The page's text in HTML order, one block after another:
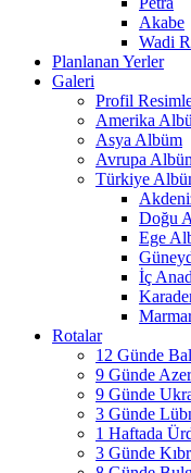
Akabe
Wadi
Planlanan Yerler
Galeri
Profil
Amerika
Asya Albüm
Avrupa
Türkiye
Doğu
Ege
İç
Rotalar
12 Günde
9 Günde
9 Günde
3 Günde
1 Haftada
3 Günde